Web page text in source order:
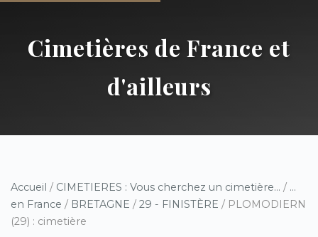
Cimetières de France et
d'ailleurs
Accueil / CIMETIERES : Vous cherchez un cimetière... / ...
en France / BRETAGNE / 29 - FINISTÈRE / PLOMODIERN
(29) : cimetière